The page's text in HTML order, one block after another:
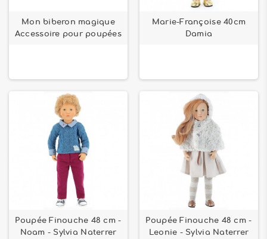
Mon biberon magique
Accessoire pour poupées
Marie-Françoise 40cm
Damia
Poupée Finouche 48 cm -
Noam - Sylvia Naterrer
Poupée Finouche 48 cm -
Leonie - Sylvia Naterrer